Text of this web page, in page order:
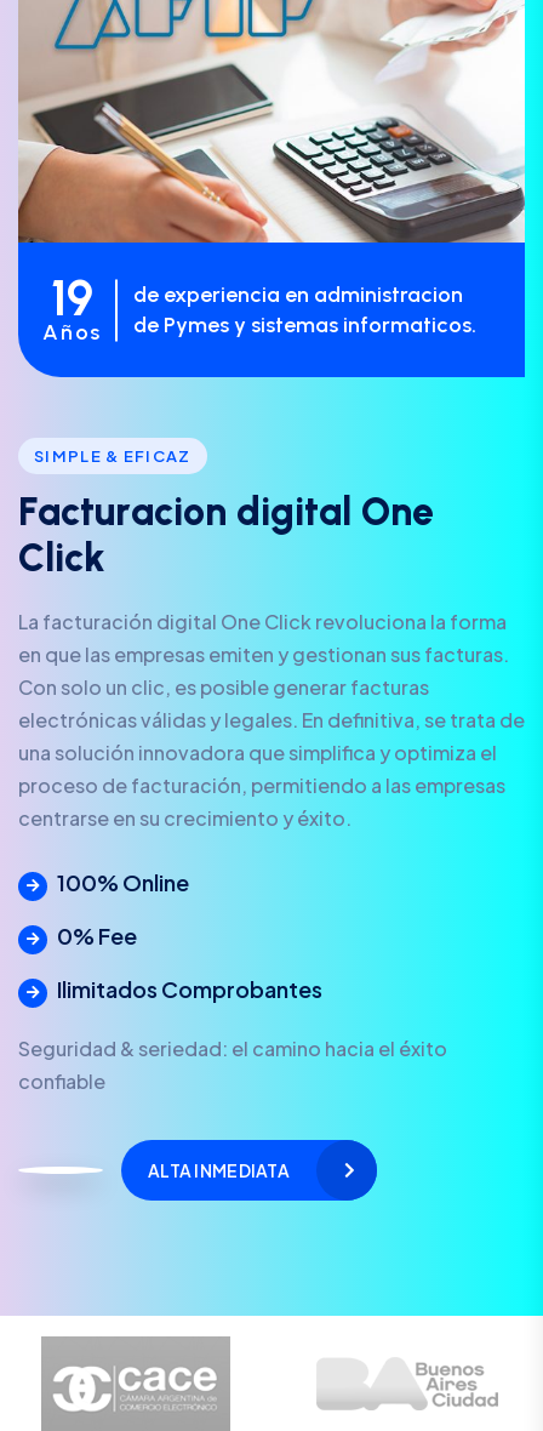
19
Años
de experiencia en administracion
de Pymes y sistemas informaticos.
SIMPLE & EFICAZ
Facturacion d igita One
C ick
La facturación digital One Click revoluciona la forma
en que las empresas emiten y gestionan sus facturas.
Con solo un clic, es posible generar facturas
electrónicas válidas y legales. En definitiva, se trata de
una solución innovadora que simplifica y optimiza el
proceso de facturación, permitiendo a las empresas
centrarse en su crecimiento y éxito.
100% Online
0% Fee
Ilimitados Comprobantes
Seguridad & seriedad: el camino hacia el éxito
confiable
ALTA INMEDIATA